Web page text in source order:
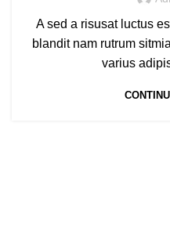
A sed a risusat luctus
blandit nam rutrum
varius